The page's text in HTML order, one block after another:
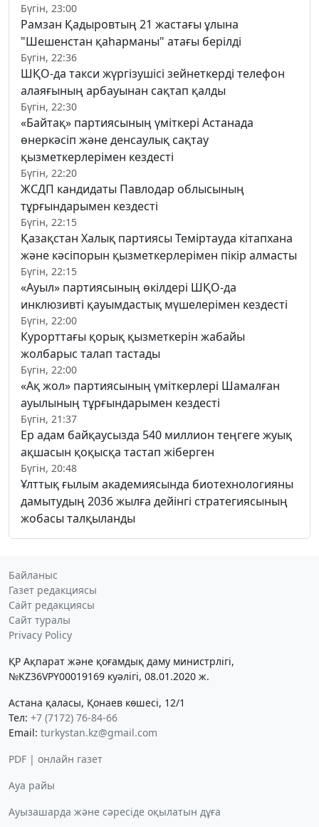
Бүгін, 23:00
Рамзан Қадыровтың 21 жастағы ұлына
"Шешенстан қаһарманы" атағы берілді
Бүгін, 22:36
ШҚО-да такси жүргізушісі зейнеткерді телефон
алаяғының арбауынан сақтап қалды
Бүгін, 22:30
«Байтақ» партиясының үміткері Астанада
өнеркәсіп және денсаулық сақтау
қызметкерлерімен кездесті
Бүгін, 22:20
ЖСДП кандидаты Павлодар облысының
тұрғындарымен кездесті
Бүгін, 22:15
Қазақстан Халық партиясы Теміртауда кітапхана
және кәсіпорын қызметкерлерімен пікір алмасты
Бүгін, 22:15
«Ауыл» партиясының өкілдері ШҚО-да
инклюзивті қауымдастық мүшелерімен кездесті
Бүгін, 22:00
Курорттағы қорық қызметкерін жабайы
жолбарыс талап тастады
Бүгін, 22:00
«Ақ жол» партиясының үміткерлері Шамалған
ауылының тұрғындарымен кездесті
Бүгін, 21:37
Ер адам байқаусызда 540 миллион теңгеге жуық
ақшасын қоқысқа тастап жіберген
Бүгін, 20:48
Ұлттық ғылым академиясында биотехнологияны
дамытудың 2036 жылға дейінгі стратегиясының
жобасы талқыланды
Байланыс
Газет редакциясы
Сайт редакциясы
Сайт туралы
Privacy Policy
ҚР Ақпарат және қоғамдық даму министрлігі,
№KZ36VPY00019169 куәлігі, 08.01.2020 ж.
Астана қаласы, Қонаев көшесі, 12/1
Тел: +7 (7172) 76-84-66
Email: turkystan.kz@gmail.com
PDF | онлайн газет
Ауа райы
Ауызашарда және сәресіде оқылатын дұға